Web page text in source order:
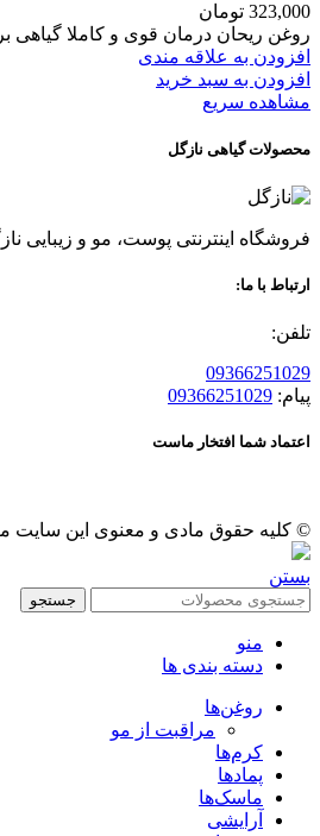
323,000 تومان
روغن ریحان درمان قوی و کاملا گیاهی
افزودن به علاقه مندی
افزودن به سبد خرید
مشاهده سریع
محصولات گیاهی نازگل
فروشگاه اینترنتی پوست، مو و زیبایی نازگل افتخار این را دارد که از سال 96 عرضه کننده محصولات
ارتباط با ما:
تلفن:
09366251029
پیام: 09366251029
اعتماد شما افتخار ماست
© کلیه حقوق مادی و معنوی این سایت
بستن
جستجو
منو
دسته بندی ها
روغن‌ها
مراقبت از مو
کرم‌ها
پمادها
ماسک‌ها
آرایشی